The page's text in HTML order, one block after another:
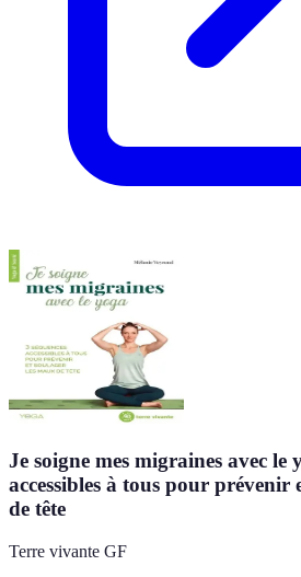
Je soigne mes migraines avec le
accessibles à tous pour prévenir
de tête
Terre vivante GF